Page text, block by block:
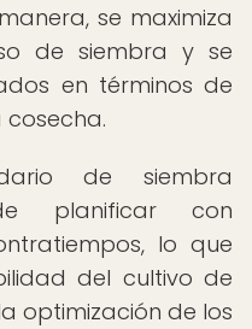
se maximiza
de siembra y se
en términos de
de siembra
planificar con
lo que
del cultivo de
optimización de los